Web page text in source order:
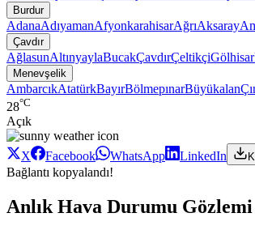
Burdur
AdanaAdıyamanAfyonkarahisarAğrıAksaray
Çavdır
AğlasunAltınyaylaBucakÇavdırÇeltikçiGölhisar
Menevşelik
AmbarcıkAtatürkBayırBölmepınarBüyükalan
28°C
Açık
X Facebook WhatsApp LinkedIn
Bağlantı kopyalandı!
Anlık Hava Durumu